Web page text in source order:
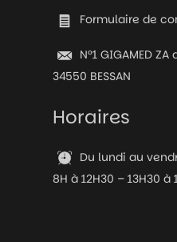
Formulaire de
N°1 GIGAMED
34550 BESSAN
Horaires
Du lundi au
8H à 12H30 – 13H30 à